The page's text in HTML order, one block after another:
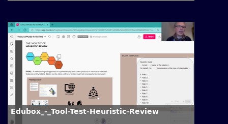
Edubox_-_Tool-Test-Heuristic-Review